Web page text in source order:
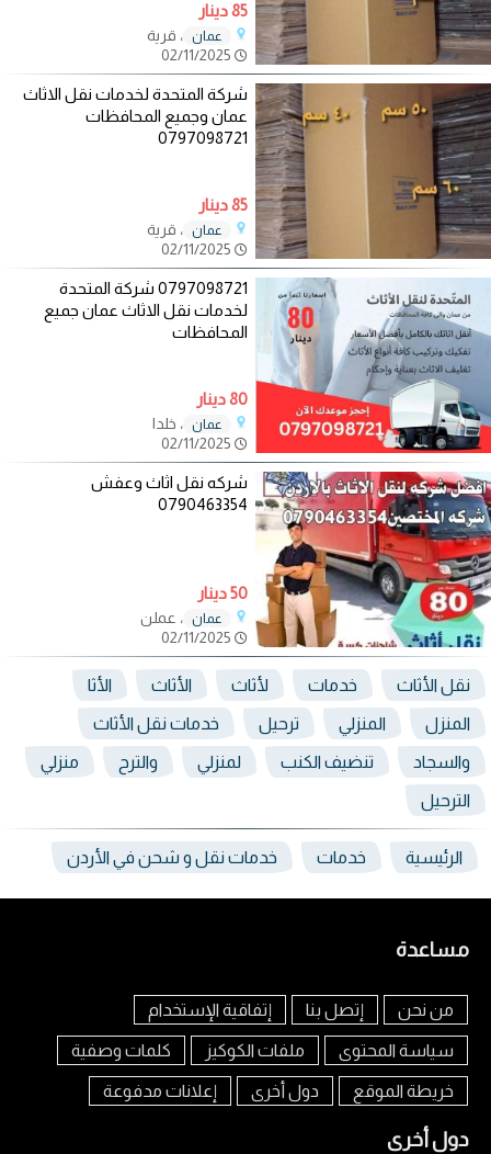
85 دينار
عمان ، قرية
شركة المتحدة لخدمات نقل الاثاث
عمان وجميع المحافظات
0797098721
85 دينار
عمان ، قرية
0797098721 شركة المتحدة
لخدمات نقل الاثاث عمان جميع
المحافظات
80 دينار
عمان ، خلدا
شركه نقل اثاث وعفش
0790463354
50 دينار
عمان ، عملن
نقل الأثاث خدمات لأثاث الأثاث الأثا
المنزل المنزلي ترحيل خدمات نقل الأثاث
والسجاد تنضيف الكنب لمنزلي والترح منزلي
الترحيل
الرئيسية خدمات خدمات نقل و شحن في الأردن
مساعدة
من نحن إتصل بنا إتفاقية الإستخدام
سياسة المحتوى ملفات الكوكيز كلمات وصفية
خريطة الموقع دول أخرى إعلانات مدفوعة
دول أخرى